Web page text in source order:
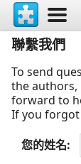
聯繫我們
To send
the authors,
forward to
If you forgot
您的姓名